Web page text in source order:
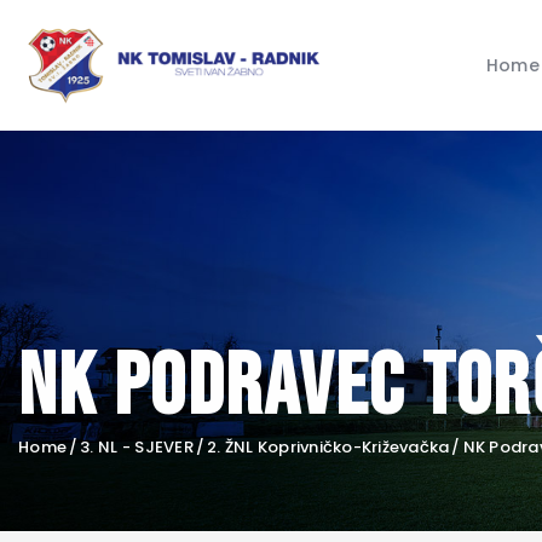
Home
NK Podravec
Home 3. NL - SJEVER 2. ŽNL Koprivničko-Križevačka NK